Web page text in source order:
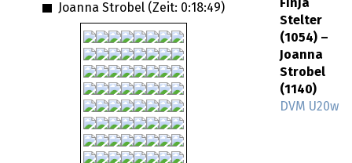
Joanna Strobel (Zeit: 0:18:49)
Finja
Stelter
(1054) –
Joanna
Strobel
(1140)
DVM U20w